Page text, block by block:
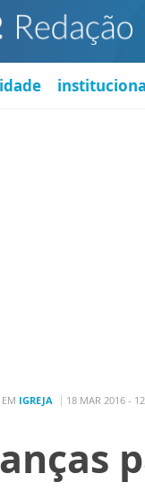
EM IGREJA 18 MAR 2016 -